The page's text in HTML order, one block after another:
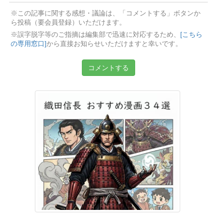
※この記事に関する感想・議論は、「コメントする」ボタンか
ら投稿（要会員登録）いただけます。
※誤字脱字等のご指摘は編集部で迅速に対応するため、
[こちら
の専用窓口]から直接お知らせいただけますと幸いです。
コメントする